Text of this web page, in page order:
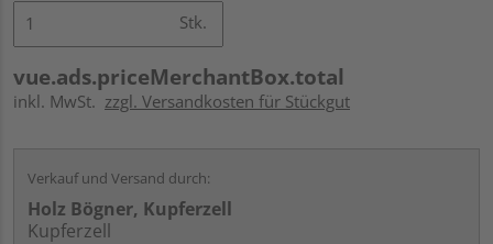
Stk.
vue.ads.priceMerchantBox.total
inkl. MwSt. zzgl. Versandkosten für Stückgut
Verkauf und Versand durch:
Holz Bögner, Kupferzell
Kupferzell